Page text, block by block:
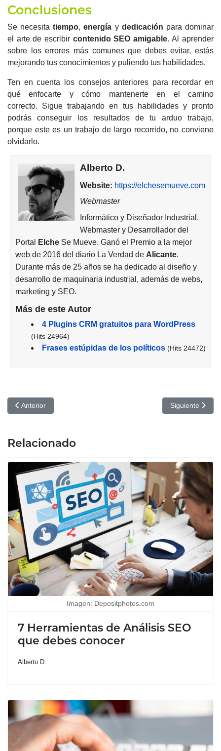
Conclusiones
Se necesitatiempo,energía y dedicación para dominar
el arte de escribir contenido SEO amigable.Al aprender
sobre los errores más comunes que debes evitar, estás
mejorando tus conocimientos y puliendo tus habilidades.
Ten en cuenta los consejos anteriores para recordar en
qué enfocarte y cómo mantenerte en el camino
correcto. Sigue trabajando en tus habilidades y pronto
podrás conseguir los resultados de tu arduo trabajo,
porque este es un trabajo de largo recorrido, no conviene
olvidarlo.
Alberto D.
Website: https://elchesemueve.com
Webmaster
Informático y Diseñador Industrial.
Webmaster y Desarrollador del
Portal
Elche Se Mueve. Ganó el Premio a la mejor
web de 2016 del diario La Verdad de Alicante.
Durante más de 25 años se ha dedicado al diseño y
desarrollo de maquinaria industrial, además de webs,
marketing y SEO.
Más de este Autor
4 Plugins CRM gratuitos para WordPress
(Hits 24964)
Frases estúpidas de los políticos (Hits 24472)
Artículo anterior: 25 Herramientas de Marketing gratuitas para
Anterior Artículo
Siguiente
Relacionado
Imagen: Depositphotos.com
7 Herramientas de Análisis SEO
que debes conocer
Alberto D.